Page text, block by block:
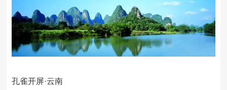
孔雀开屏·云南